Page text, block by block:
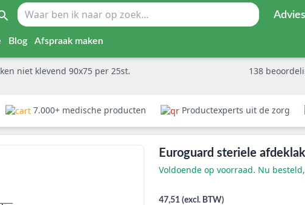
Blog Afspraak maken
niet klevend 90x75 per 25st. 138
7.000+ medische producten Productexperts uit de zorg
Euroguard steriele
Voldoende op voorraad. Nu
47,51 (excl. BTW)